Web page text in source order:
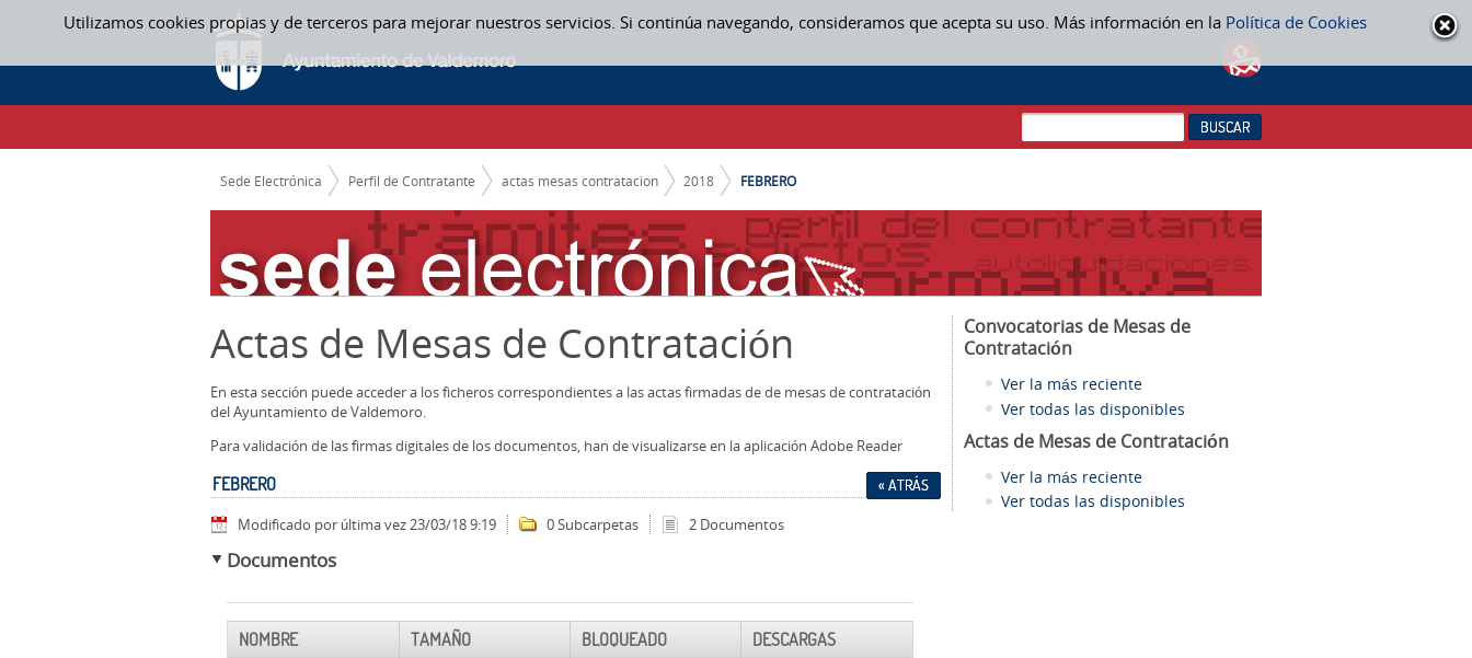
Utilizamos cookies propias y de terceros para mejorar nuestros servicios. Si continúa navegando, consideramos que acepta su uso. Más información en la Política de Cookies
Saltar al contenido
FEBRERO - ACTAS MESAS CONTRATACION
CAMINO DE MIGAS
Sede Electrónica Perfil de Contratante actas mesas contratacion 2018 FEBRERO
Actas de Mesas de Contratación
En esta sección puede acceder a los ficheros correspondientes a las actas firmadas de de mesas de contratación
del Ayuntamiento de Valdemoro.
Para validación de las firmas digitales de los documentos, han de visualizarse en la aplicación Adobe Reader
« ATRÁS
FEBRERO
Modificado por última vez 23/03/18 9:19 0 Subcarpetas 2 Documentos
Documentos
NOMBRE TAMAÑO BLOQUEADO DESCARGAS
Convocatorias de Mesas de
Contratación
Ver la más reciente
Ver todas las disponibles
Actas de Mesas de Contratación
Ver la más reciente
Ver todas las disponibles